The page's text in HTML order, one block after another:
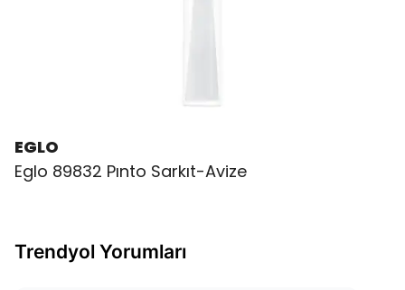
EGLO
Eglo 89832 Pınto Sarkıt-Avize
Trendyol Yorumları